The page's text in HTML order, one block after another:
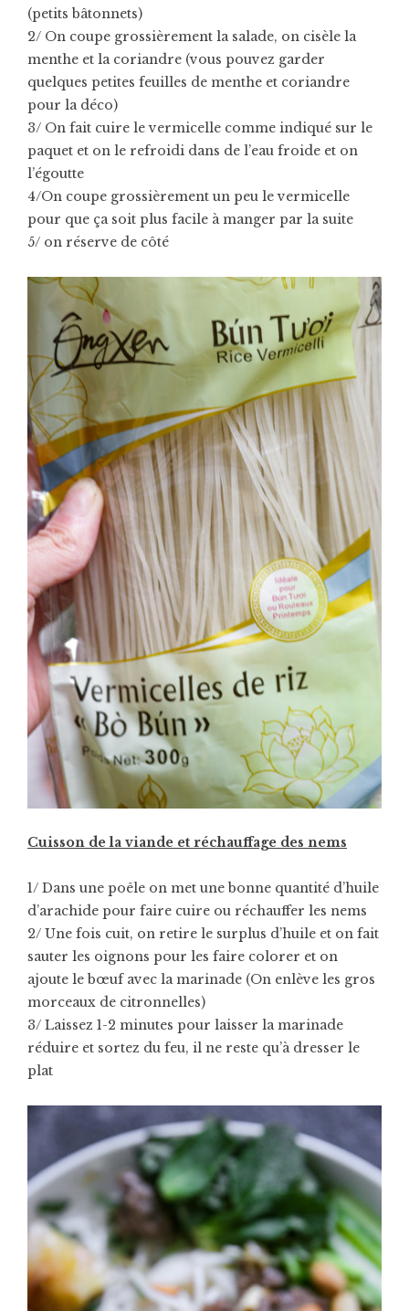
(petits bâtonnets)
2/ On coupe grossièrement la salade, on cisèle la
menthe et la coriandre (vous pouvez garder
quelques petites feuilles de menthe et coriandre
pour la déco)
3/ On fait cuire le vermicelle comme indiqué sur le
paquet et on le refroidi dans de l’eau froide et on
l’égoutte
4/On coupe grossièrement un peu le vermicelle
pour que ça soit plus facile à manger par la suite
5/ on réserve de côté
Cuisson de la viande et réchauffage des nems
1/ Dans une poêle on met une bonne quantité d’huile
d’arachide pour faire cuire ou réchauffer les nems
2/ Une fois cuit, on retire le surplus d’huile et on fait
sauter les oignons pour les faire colorer et on
ajoute le bœuf avec la marinade (On enlève les gros
morceaux de citronnelles)
3/ Laissez 1-2 minutes pour laisser la marinade
réduire et sortez du feu, il ne reste qu’à dresser le
plat